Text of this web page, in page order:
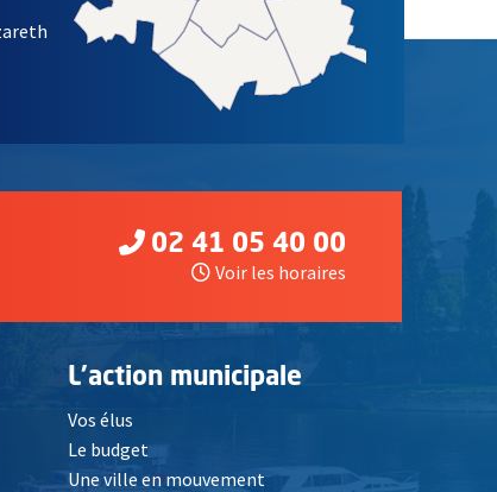
02 41 05 40 00
Voir les horaires
L'action municipale
Vos élus
Le budget
Une ville en mouvement